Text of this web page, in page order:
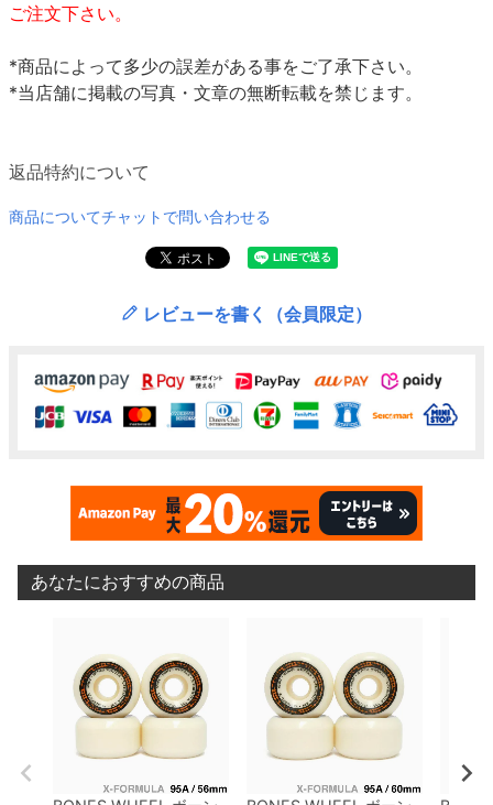
ご注文下さい。
*商品によって多少の誤差がある事をご了承下さい。
*当店舗に掲載の写真・文章の無断転載を禁じます。
返品特約について
商品についてチャットで問い合わせる
レビューを書く（会員限定）
あなたにおすすめの商品